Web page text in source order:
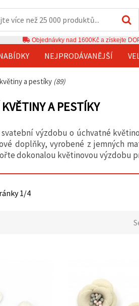
Objednávky nad 1600Kč a získejte
NEJPRODÁVANĚJŠÍ
a pestíky (89)
A PESTÍKY
výzdobu o úchvatné
doplňky, vyrobené z jemných
dokonalou květinovou výzdobu
1/4